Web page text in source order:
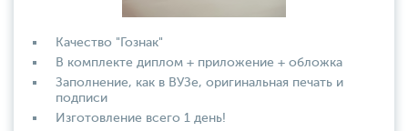
Качество "Гознак"
В комплекте диплом + приложение + обложка
Заполнение, как в ВУЗе, оригинальная печать и
подписи
Изготовление всего 1 день!